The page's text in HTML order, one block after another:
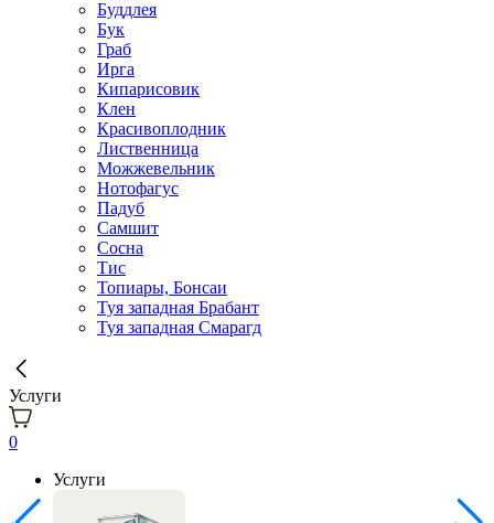
Буддлея
Бук
Граб
Ирга
Кипарисовик
Клен
Красивоплодник
Лиственница
Можжевельник
Нотофагус
Падуб
Самшит
Сосна
Тис
Топиары, Бонсаи
Туя западная Брабант
Туя западная Смарагд
Услуги
0
Услуги